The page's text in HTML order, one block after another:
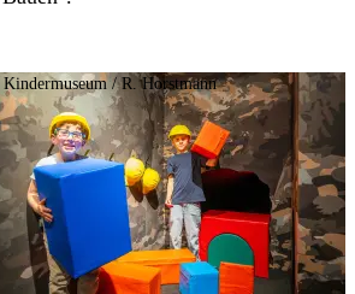
/ R. Horstmann